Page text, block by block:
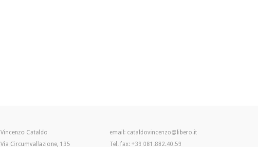
Vincenzo Cataldo
Via Circumvallazione, 135
email: cataldovincenzo@libero.it
Tel. fax: +39 081.882.40.59